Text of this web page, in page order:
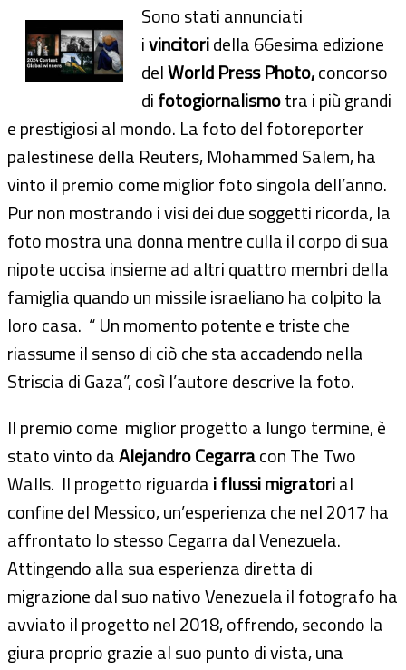
Sono stati annunciati
ivincitoridella 66esima edizione
delWorld Press Photo,concorso
difotogiornalismotra i più grandi
e prestigiosi al mondo. La foto del fotoreporter
palestinese della Reuters, Mohammed Salem, ha
vinto il premio come miglior foto singola dell’anno.
Pur non mostrando i visi dei due soggetti ricorda, la
foto mostra una donna mentre culla il corpo di sua
nipote uccisa insieme ad altri quattro membri della
famiglia quando un missile israeliano ha colpito la
loro casa. “ Un momento potente e triste che
riassume il senso di ciò che sta accadendo nella
Striscia di Gaza”, così l’autore descrive la foto.
Il premio come miglior progetto a lungo termine, è
stato vinto daAlejandro Cegarracon The Two
Walls. Il progetto riguardai flussi migratorial
confine del Messico, un’esperienza che nel 2017 ha
affrontato lo stesso Cegarra dal Venezuela.
Attingendo alla sua esperienza diretta di
migrazione dal suo nativo Venezuela il fotografo ha
avviato il progetto nel 2018, offrendo, secondo la
giura proprio grazie al suo punto di vista, una